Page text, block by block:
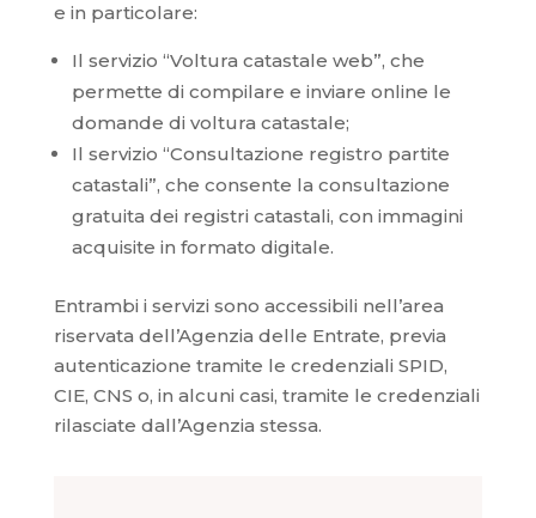
e in particolare:
Il servizio “Voltura catastale web”, che
permette di compilare e inviare online le
domande di voltura catastale;
Il servizio “Consultazione registro partite
catastali”, che consente la consultazione
gratuita dei registri catastali, con immagini
acquisite in formato digitale.
Entrambi i servizi sono accessibili nell’area
riservata dell’Agenzia delle Entrate, previa
autenticazione tramite le credenziali SPID,
CIE, CNS o, in alcuni casi, tramite le credenziali
rilasciate dall’Agenzia stessa.